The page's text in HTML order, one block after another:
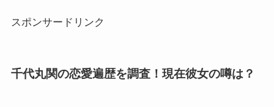
スポンサードリンク
千代丸関の恋愛遍歴を調査！現在彼女の噂は？